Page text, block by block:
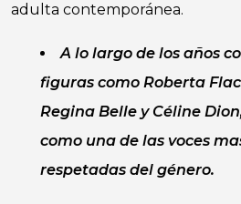
adulta contemporánea.
A lo largo de los años
figuras como Roberta
Regina Belle y Céline
como una de las voces
respetadas del género.